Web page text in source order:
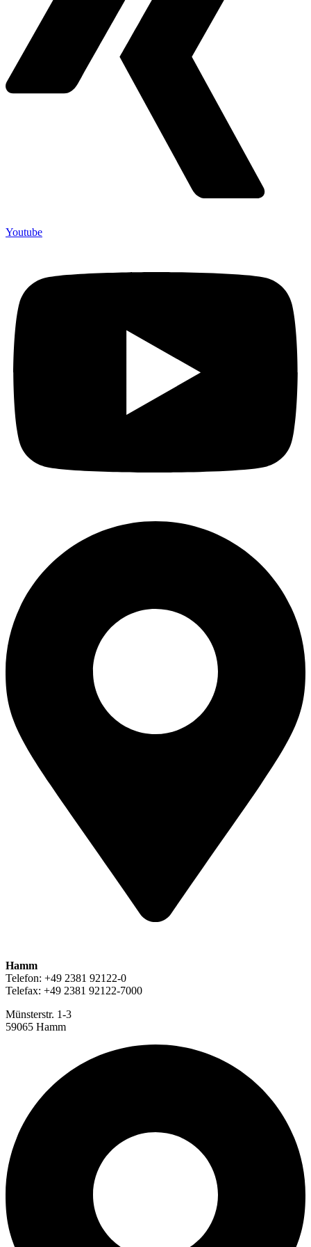
Youtube
Hamm
Telefon: +49 2381 92122-0
Telefax: +49 2381 92122-7000
Münsterstr. 1-3
59065 Hamm